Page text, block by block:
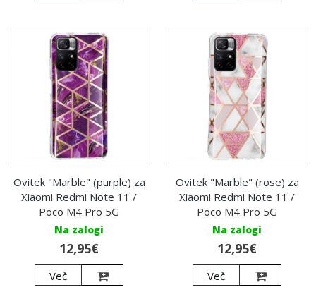
Ovitek "Marble" (purple) za
Xiaomi Redmi Note 11 /
Poco M4 Pro 5G
Na zalogi
12,95€
Več
Ovitek "Marble" (rose) za
Xiaomi Redmi Note 11 /
Poco M4 Pro 5G
Na zalogi
12,95€
Več